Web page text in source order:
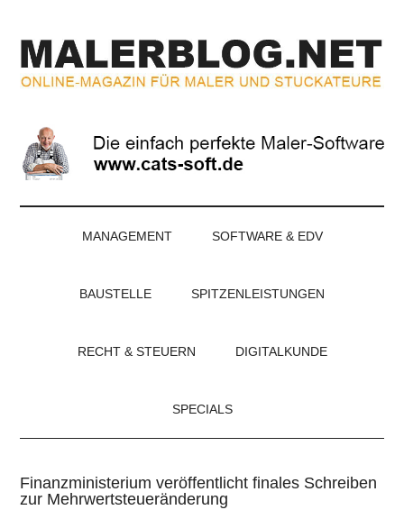
springen
secondary
menu
springen
springen
Magazin
für
Maler
und
MANAGEMENT SOFTWARE & EDV
BAUSTELLE SPITZENLEISTUNGEN
RECHT & STEUERN DIGITALKUNDE
SPECIALS
Finanzministerium veröffentlicht finales Schreiben
zur Mehrwertsteueränderung